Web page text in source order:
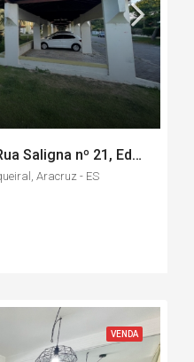
Apto semimobiliado – Rua Saligna nº 21, Ed. Solar Atlântico, Bairro Coqueiral/Aracruz-ES
Aracruz - ES
VENDA